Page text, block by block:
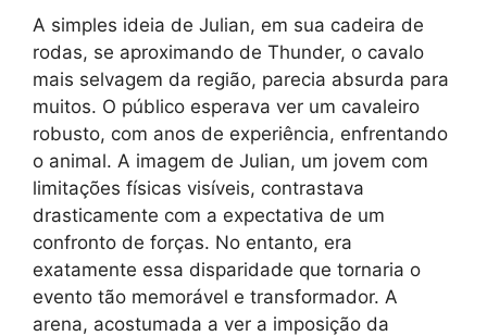
A simples ideia de Julian, em sua cadeira de
rodas, se aproximando de Thunder, o cavalo
mais selvagem da região, parecia absurda para
muitos. O público esperava ver um cavaleiro
robusto, com anos de experiência, enfrentando
o animal. A imagem de Julian, um jovem com
limitações físicas visíveis, contrastava
drasticamente com a expectativa de um
confronto de forças. No entanto, era
exatamente essa disparidade que tornaria o
evento tão memorável e transformador. A
arena, acostumada a ver a imposição da